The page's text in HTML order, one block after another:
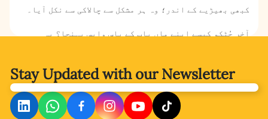
کبھی بھیڑیے کے اندر؛ وہ ہر مشکل سے چالاکی سے نکل آیا۔
آخر چُٹکو کیسے اپنے ماں باپ کے پاس واپس پہنچا؟ یہ
Stay Updated withour Newsletter